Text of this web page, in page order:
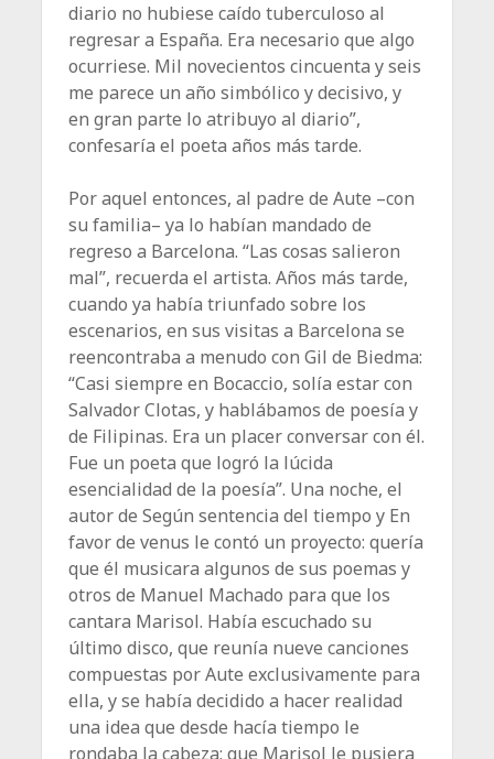
diario no hubiese caído tuberculoso al
regresar a España. Era necesario que algo
ocurriese. Mil novecientos cincuenta y seis
me parece un año simbólico y decisivo, y
en gran parte lo atribuyo al diario”,
confesaría el poeta años más tarde.
Por aquel entonces, al padre de Aute –con
su familia– ya lo habían mandado de
regreso a Barcelona. “Las cosas salieron
mal”, recuerda el artista. Años más tarde,
cuando ya había triunfado sobre los
escenarios, en sus visitas a Barcelona se
reencontraba a menudo con Gil de Biedma:
“Casi siempre en Bocaccio, solía estar con
Salvador Clotas, y hablábamos de poesía y
de Filipinas. Era un placer conversar con él.
Fue un poeta que logró la lúcida
esencialidad de la poesía”. Una noche, el
autor de Según sentencia del tiempo y En
favor de venus le contó un proyecto: quería
que él musicara algunos de sus poemas y
otros de Manuel Machado para que los
cantara Marisol. Había escuchado su
último disco, que reunía nueve canciones
compuestas por Aute exclusivamente para
ella, y se había decidido a hacer realidad
una idea que desde hacía tiempo le
rondaba la cabeza: que Marisol le pusiera